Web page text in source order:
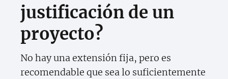
justificación de un
proyecto?
No hay una extensión fija, pero es
recomendable que sea lo suficientemente